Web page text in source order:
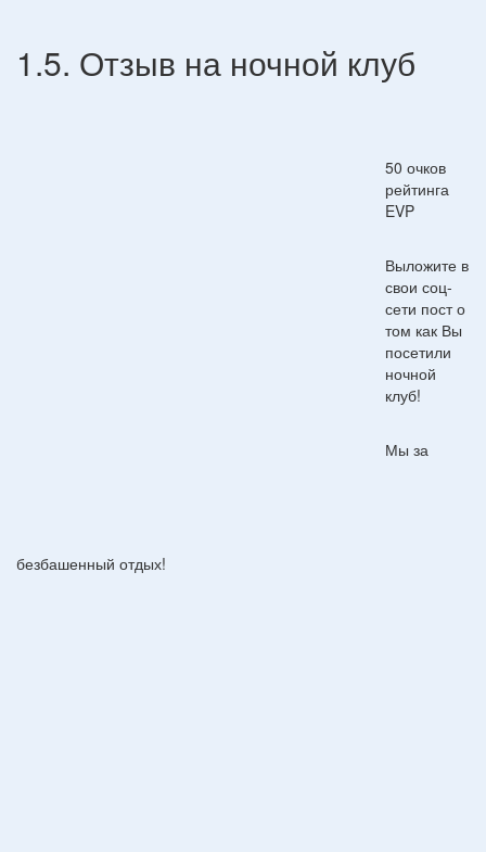
1.5. Отзыв на ночной клуб
50 очков
рейтинга
EVP
Выложите в
свои соц-
сети пост о
том как Вы
посетили
ночной
клуб!
Мы за
безбашенный отдых!